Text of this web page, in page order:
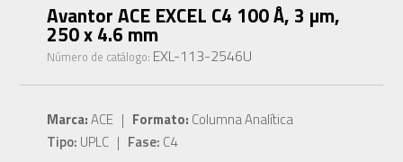
Avantor ACE EXCEL C4 100 Å, 3 µm,
250 x 4.6 mm
Número de catálogo: EXL-113-2546U
Marca:ACE | Formato: Columna Analítica
Tipo: UPLC | Fase: C4